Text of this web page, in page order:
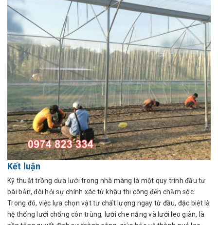
Kết luận
Kỹ thuật trồng dưa lưới trong nhà màng là một quy trình đầu tư
bài bản, đòi hỏi sự chính xác từ khâu thi công đến chăm sóc.
Trong đó, việc lựa chọn vật tư chất lượng ngay từ đầu, đặc biệt là
hệ thống lưới chống côn trùng, lưới che nắng và lưới leo giàn, là